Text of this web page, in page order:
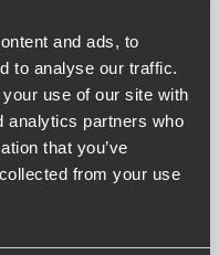
and ads, to
to analyse our traffic.
use of our site with
analytics partners who
that you’ve
from your use